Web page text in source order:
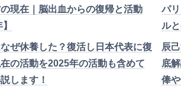
現在｜脳出血からの復帰と活動
パ
ル
ぜ休養した？復活し日本代表に復
の活動を2025年の活動も含めて
します！
辰
底
俸